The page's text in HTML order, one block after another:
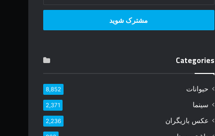
ر
ا
ی
ل
د
ا
Categories
حیوانات 8,852
سینما 2,371
عکس بازیگران 2,236